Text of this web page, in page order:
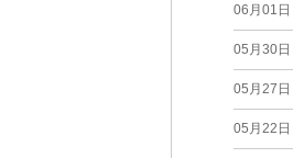
06月01日
05月30日
05月27日
05月22日